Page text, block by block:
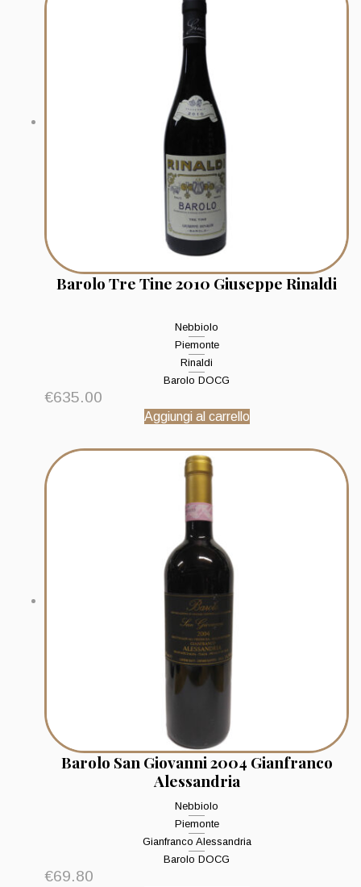
Barolo Tre Tine 2010 Giuseppe Rinaldi
Nebbiolo
Piemonte
Rinaldi
Barolo DOCG
€635.00
Aggiungi al carrello
Barolo San Giovanni 2004 Gianfranco
Alessandria
Nebbiolo
Piemonte
Gianfranco Alessandria
Barolo DOCG
€69.80